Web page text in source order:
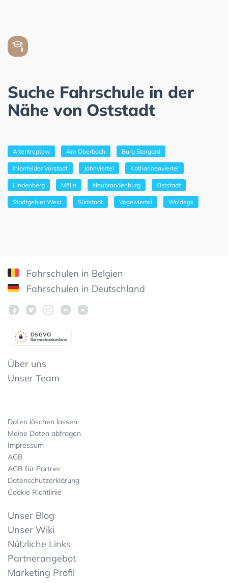
Suche Fahrschule in der
Nähe von Oststadt
Altentreptow Am Oberbach Burg Stargard
Ihlenfelder Vorstadt Jahnviertel Katharinenviertel
Lindenberg Mölln Neubrandenburg Oststadt
Stadtgebiet West Südstadt Vogelviertel Woldegk
Fahrschulen in Belgien
Fahrschulen in Deutschland
Datenschutzkonform
DSGVO
Über uns
Unser Team
Daten löschen lassen
Meine Daten abfragen
Impressum
AGB
AGB für Partner
Datenschutzerklärung
Cookie Richtlinie
Unser Blog
Unser Wiki
Nützliche Links
Partnerangebot
Marketing Profil